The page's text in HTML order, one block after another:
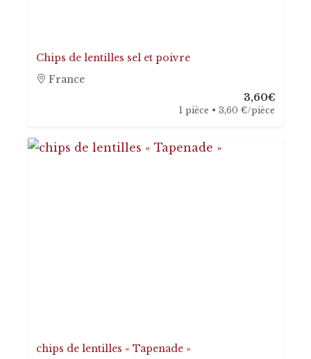
Chips de lentilles sel et poivre
France
3,60€
1 pièce • 3,60 €/pièce
chips de lentilles « Tapenade »